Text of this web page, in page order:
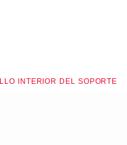
INTERIOR DEL SOPORTE